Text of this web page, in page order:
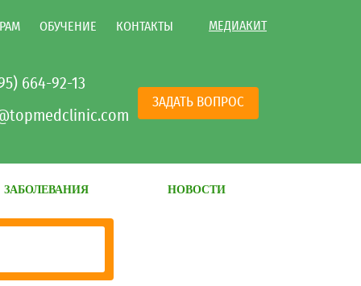
ОБУЧЕНИЕ КОНТАКТЫ МЕДИАКИТ
664-92-13
ЗАДАТЬ ВОПРОС
ЗАБОЛЕВАНИЯ НОВОСТИ